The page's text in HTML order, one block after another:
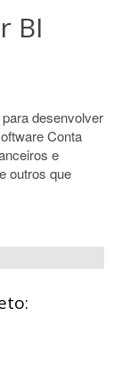
BI
desenvolver
Conta
e
outros que